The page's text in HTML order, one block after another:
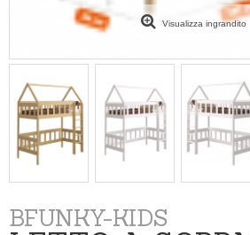
Visualizza ingrandito
BFUNKY-KIDS